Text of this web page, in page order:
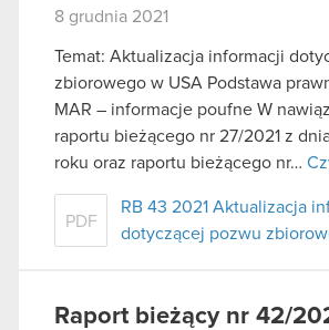
8 grudnia 2021
Temat: Aktualizacja informacji
zbiorowego w USA Podstawa
MAR – informacje poufne W
raportu bieżącego nr 27/2021 z
roku oraz raportu bieżącego nr…
PDF
RB 43 2021 Aktualizacja
dotyczącej pozwu
Raport bieżący nr 42/